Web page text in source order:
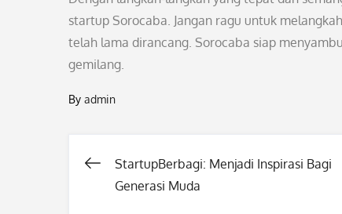
startup Sorocaba. Jangan ragu untuk
telah lama dirancang. Sorocaba siap
gemilang.
By admin
Post
StartupBerbagi: Menjadi Inspirasi Bagi
Generasi Muda